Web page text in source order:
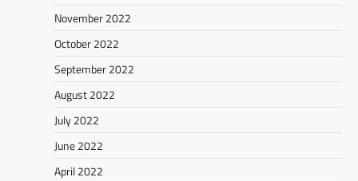
November 2022
October 2022
September 2022
August 2022
July 2022
June 2022
April 2022